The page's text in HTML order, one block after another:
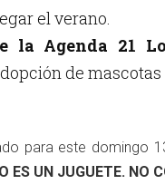
el verano.
Agenda 21
de
para este domingo
ES UN JUGUETE. NO